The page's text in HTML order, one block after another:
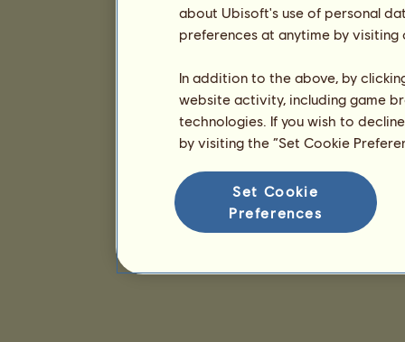
about Ubisoft's use of personal
preferences at anytime by
In addition to the above, by
website activity, including game
technologies. If you wish to
by visiting the “Set Cookie
Set Cookie
Preferences